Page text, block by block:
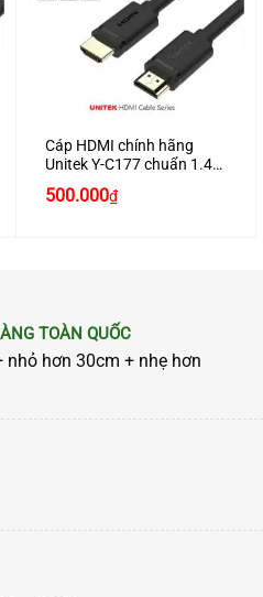
Cáp HDMI chính hãng
Unitek Y-C177 chuẩn 1.4
dài 12M hỗ trợ 3D , 4K*2K
cao cấp
500.000₫
TOÀN QUỐC
hơn 30cm + nhẹ hơn